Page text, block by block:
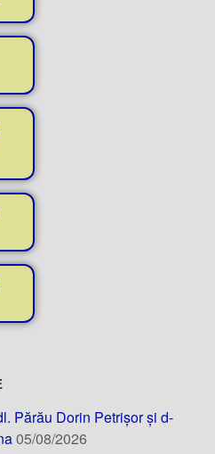
Părău Dorin Petrișor și d-
05/08/2026